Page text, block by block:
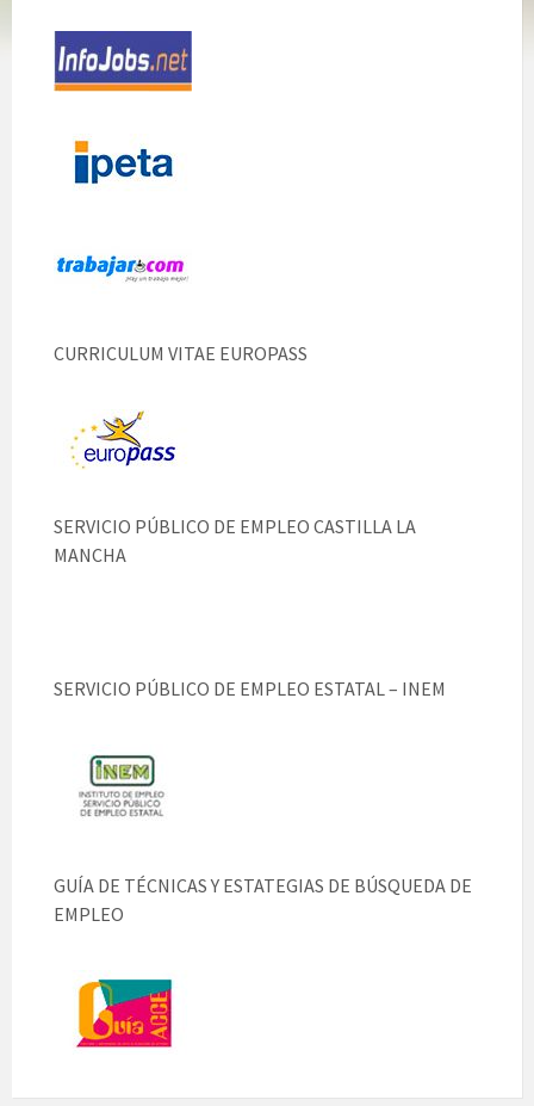
CURRICULUM VITAE EUROPASS
SERVICIO PÚBLICO DE EMPLEO CASTILLA LA
MANCHA
SERVICIO PÚBLICO DE EMPLEO ESTATAL – INEM
GUÍA DE TÉCNICAS Y ESTATEGIAS DE BÚSQUEDA DE
EMPLEO